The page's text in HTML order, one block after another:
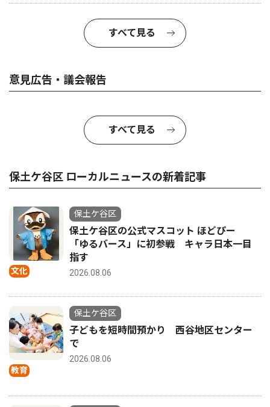
すべて見る
意見広告・議会報告
すべて見る
保土ケ谷区 ローカルニュースの新着記事
文化
保土ケ谷区
保土ケ谷区の公式マスコット ほどぴー
「ゆるバース」に初参戦 キャラ日本一目
指す
2026.08.06
教育
保土ケ谷区
子どもを短時間預かり 西谷地区センター
で
2026.08.06